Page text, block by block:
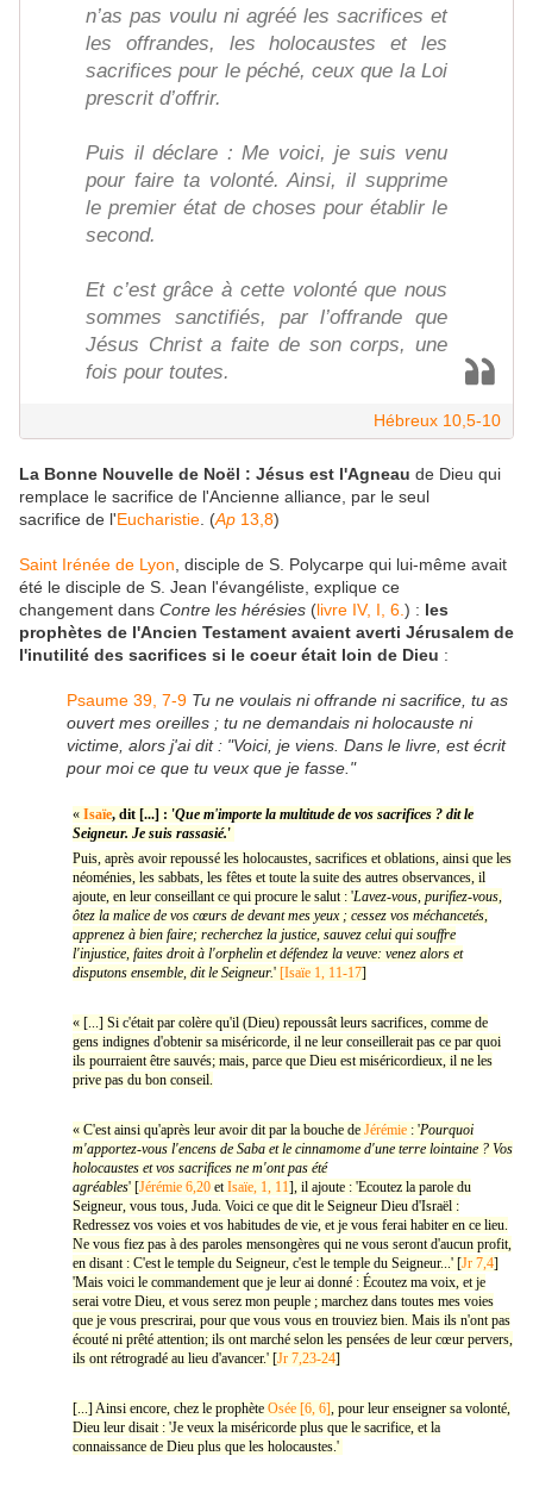
n’as pas voulu ni agréé les sacrifices et
les offrandes, les holocaustes et les
sacrifices pour le péché, ceux que la Loi
prescrit d’offrir.
Puis il déclare : Me voici, je suis venu
pour faire ta volonté. Ainsi, il supprime
le premier état de choses pour établir le
second.
Et c’est grâce à cette volonté que nous
sommes sanctifiés, par l’offrande que
Jésus Christ a faite de son corps, une
fois pour toutes.
Hébreux 10,5-10
La Bonne Nouvelle de Noël : Jésus est l'Agneau de Dieu qui
remplace le sacrifice de l'Ancienne alliance, par le seul
sacrifice de l'Eucharistie . (Ap 13,8)
Saint Irénée de Lyon , disciple de S. Polycarpe qui lui-même avait
été le disciple de S. Jean l'évangéliste, explique ce
changement dans Contre les hérésies (livre IV, I, 6. ) : les
prophètes de l'Ancien Testament avaient averti Jérusalem de
l'inutilité des sacrifices si le coeur était loin de Dieu :
Psaume 39, 7-9 Tu ne voulais ni offrande ni sacrifice, tu as
ouvert mes oreilles ; tu ne demandais ni holocauste ni
victime, alors j'ai dit : "Voici, je viens. Dans le livre, est écrit
pour moi ce que tu veux que je fasse."
« Isaïe, dit [...] : 'Que m'importe la multitude de vos sacrifices ? dit le
Seigneur. Je suis rassasié.'
Puis, après avoir repoussé les holocaustes, sacrifices et oblations, ainsi que les
néoménies, les sabbats, les fêtes et toute la suite des autres observances, il
ajoute, en leur conseillant ce qui procure le salut : 'Lavez-vous, purifiez-vous,
ôtez la malice de vos cœurs de devant mes yeux ; cessez vos méchancetés,
apprenez à bien faire; recherchez la justice, sauvez celui qui souffre
l'injustice, faites droit à l'orphelin et défendez la veuve: venez alors et
disputons ensemble, dit le Seigneur.' [Isaïe 1, 11-17]
« [...] Si c'était par colère qu'il (Dieu) repoussât leurs sacrifices, comme de
gens indignes d'obtenir sa miséricorde, il ne leur conseillerait pas ce par quoi
ils pourraient être sauvés; mais, parce que Dieu est miséricordieux, il ne les
prive pas du bon conseil.
« C'est ainsi qu'après leur avoir dit par la bouche de Jérémie : 'Pourquoi
m'apportez-vous l'encens de Saba et le cinnamome d'une terre lointaine ? Vos
holocaustes et vos sacrifices ne m'ont pas été
agréables' [Jérémie 6,20 etIsaïe, 1, 11], il ajoute : 'Ecoutez la parole du
Seigneur, vous tous, Juda. Voici ce que dit le Seigneur Dieu d'Israël :
Redressez vos voies et vos habitudes de vie, et je vous ferai habiter en ce lieu.
Ne vous fiez pas à des paroles mensongères qui ne vous seront d'aucun profit,
en disant : C'est le temple du Seigneur, c'est le temple du Seigneur...' [Jr 7,4]
'Mais voici le commandement que je leur ai donné : Écoutez ma voix, et je
serai votre Dieu, et vous serez mon peuple ; marchez dans toutes mes voies
que je vous prescrirai, pour que vous vous en trouviez bien. Mais ils n'ont pas
écouté ni prêté attention; ils ont marché selon les pensées de leur cœur pervers,
ils ont rétrogradé au lieu d'avancer.' [Jr 7,23-24]
[...] Ainsi encore, chez le prophète Osée [6, 6], pour leur enseigner sa volonté,
Dieu leur disait : 'Je veux la miséricorde plus que le sacrifice, et la
connaissance de Dieu plus que les holocaustes.'